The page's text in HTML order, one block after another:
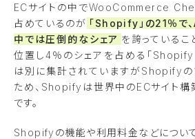
ECサイトの中でWooCommerce
占めているのが 「Shopify」の21％で
中では圧倒的なシェア を誇っているこ
位置し4％のシェアを占める「
は別に集計されていますがShopifyの
ため、Shopifyは世界中のECサイト構
です。
Shopifyの機能や利用料金などについ